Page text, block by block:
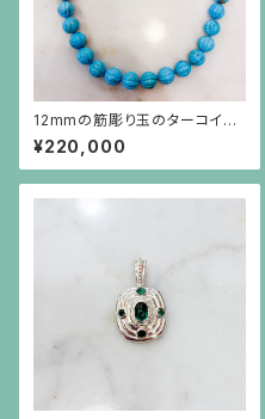
12mmの筋彫り玉のターコイズ
のネックレス
¥220,000